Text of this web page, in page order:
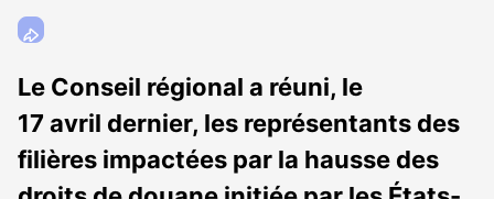
abonnés
Le Conseil régional a réuni, le
17 avril dernier, les représentants des
filières impactées par la hausse des